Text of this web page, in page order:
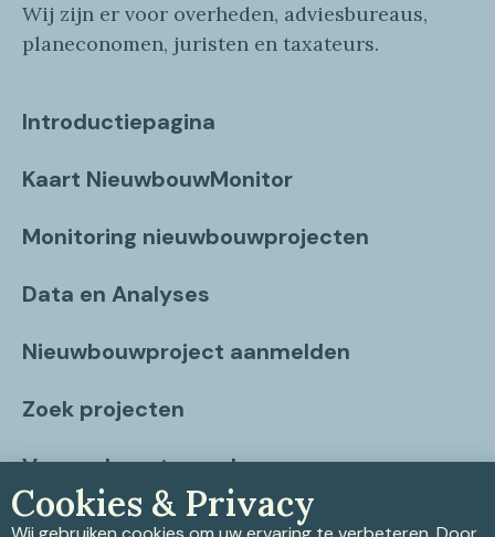
Wij zijn er voor overheden, adviesbureaus,
planeconomen, juristen en taxateurs.
Introductiepagina
Kaart NieuwbouwMonitor
Monitoring nieuwbouwprojecten
Data en Analyses
Nieuwbouwproject aanmelden
Zoek projecten
Vragen beantwoord
Contact
Cookies & Privacy